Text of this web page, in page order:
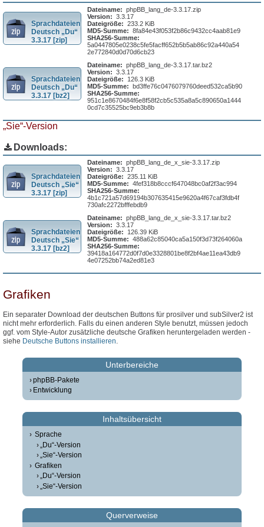
Sprachdateien
Deutsch „Du“
3.3.17 [zip]
Dateiname: phpBB_lang_de-3.3.17.zip
Version: 3.3.17
Dateigröße: 233.2 KiB
MD5-Summe: 8fa84e43f053f2b86c9432cc4aab81e9
SHA256-Summe:
5a0447805e0238c5fe5facff652b5b5ab86c92a440a54
2e772840d0d70d6cb23
Sprachdateien
Deutsch „Du“
3.3.17 [bz2]
Dateiname: phpBB_lang_de-3.3.17.tar.bz2
Version: 3.3.17
Dateigröße:
126.3 KiB
MD5-Summe: bd3ffe76c0476079760deed532ca5b90
SHA256-Summe:
951c1e8670484f6e8f58f2cb5c535a8a5c890650a1444
0cd7c35525bc9eb3b8b
„Sie“-Version
Downloads:
Sprachdateien
Deutsch „Sie“
3.3.17 [zip]
Dateiname: phpBB_lang_de_x_sie-3.3.17.zip
Version: 3.3.17
Dateigröße: 235.11 KiB
MD5-Summe: 4fef318b8cccf647048bc0af2f3ac994
SHA256-Summe:
4b1c721a57d69194b307635415e9620a4f67caf3fdb4f
730afc2272bfffebdb9
Sprachdateien
Deutsch „Sie“
3.3.17 [bz2]
Dateiname: phpBB_lang_de_x_sie-3.3.17.tar.bz2
Version: 3.3.17
Dateigröße:
126.39 KiB
MD5-Summe: 488a62c85040ca5a150f3d73f264060a
SHA256-Summe:
39418a164772d0f7d0e3328801be8f2bf4ae11ea43db9
4e07252bb74a2ed81e3
Grafiken
Ein separater Download der deutschen Buttons für prosilver und subSilver2 ist
nicht mehr erforderlich. Falls du einen anderen Style benutzt, müssen jedoch
ggf. vom Style-Autor zusätzliche deutsche Grafiken heruntergeladen werden -
siehe Deutsche Buttons installieren.
Unterbereiche
phpBB-Pakete
Entwicklung
Inhaltsübersicht
Sprache
„Du“-Version
„Sie“-Version
Grafiken
„Du“-Version
„Sie“-Version
Querverweise